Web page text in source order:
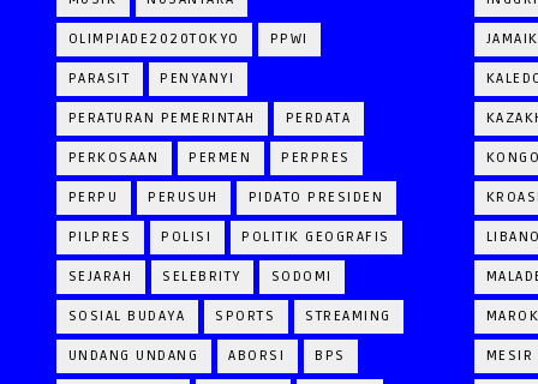
OLIMPIADE2020TOKYO PPWI
PARASIT PENYANYI
PERATURAN PEMERINTAH PERDATA
PERKOSAAN PERMEN PERPRES
PERPU PERUSUH PIDATO PRESIDEN
PILPRES POLISI POLITIK GEOGRAFIS
SEJARAH SELEBRITY SODOMI
SOSIAL BUDAYA SPORTS STREAMING
UNDANG UNDANG ABORSI BPS MESIR